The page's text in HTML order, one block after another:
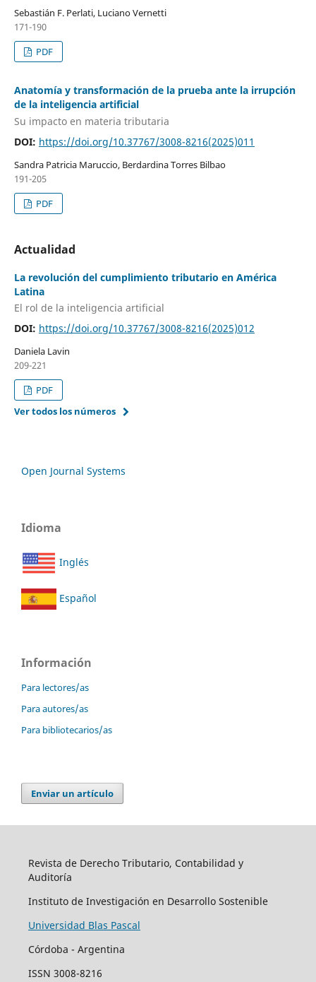
Sebastián F. Perlati, Luciano Vernetti
171-190
PDF
Anatomía y transformación de la prueba ante la irrupción
de la inteligencia artificial
Su impacto en materia tributaria
DOI: https://doi.org/10.37767/3008-8216(2025)011
Sandra Patricia Maruccio, Berdardina Torres Bilbao
191-205
PDF
Actualidad
La revolución del cumplimiento tributario en América
Latina
El rol de la inteligencia artificial
DOI: https://doi.org/10.37767/3008-8216(2025)012
Daniela Lavin
209-221
PDF
Ver todos los números
Open Journal Systems
Idioma
Inglés
Español
Información
Para lectores/as
Para autores/as
Para bibliotecarios/as
Enviar un artículo
Revista de Derecho Tributario, Contabilidad y
Auditoría
Instituto de Investigación en Desarrollo Sostenible
Universidad Blas Pascal
Córdoba - Argentina
ISSN 3008-8216